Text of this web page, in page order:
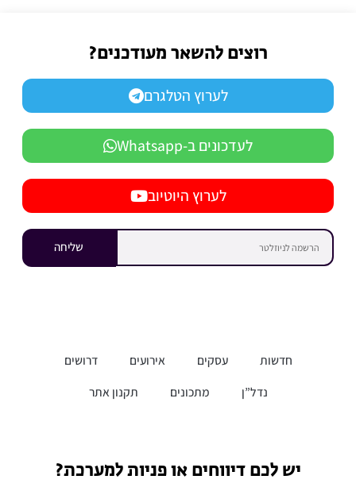
רוצים להשאר מעודכנים?
לערוץ הטלגרם
לעדכונים ב-Whatsapp
לערוץ היוטיוב
שליחה
חדשות עסקים אירועים
דרושים
נדל”ן
מתכונים תקנון אתר
יש לכם דיווחים או פניות למערכת?